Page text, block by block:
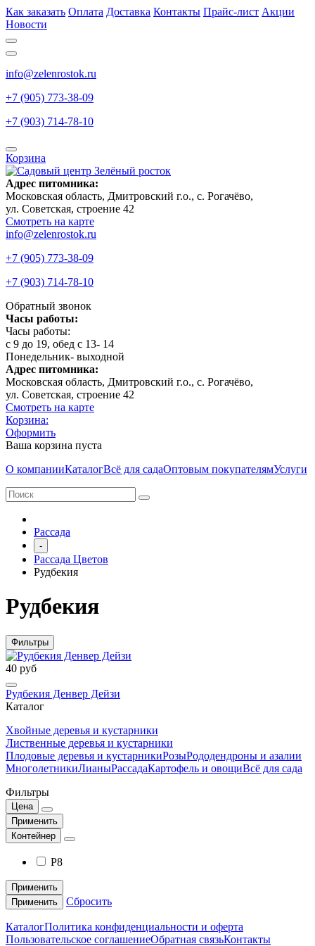
Как заказать Оплата Доставка Контакты Прайс-лист Акции
Новости
info@zelenrostok.ru
+7 (905) 773-38-09
+7 (903) 714-78-10
Корзина
Адрес питомника:
Московская область, Дмитровcкий г.о., с. Рогачёво,
ул. Советская, строение 42
Смотреть на карте
info@zelenrostok.ru
+7 (905) 773-38-09
+7 (903) 714-78-10
Обратный звонок
Часы работы:
Часы работы:
с 9 до 19, обед с 13- 14
Понедельник- выходной
Адрес питомника:
Московская область, Дмитровcкий г.о., с. Рогачёво,
ул. Советская, строение 42
Смотреть на карте
Корзина:
Оформить
Ваша корзина пуста
О компанииКаталогВсё для садаОптовым покупателямУслуги
Рассада
-
Рассада Цветов
Рудбекия
Рудбекия
Фильтры
40 руб
Рудбекия Денвер Дейзи
Каталог
Хвойные деревья и кустарники
Лиственные деревья и кустарники
Плодовые деревья и кустарникиРозыРододендроны и азалии
МноголетникиЛианыРассадаКартофель и овощиВсё для сада
Фильтры
Цена
Применить
Контейнер
Р8
Применить
Применить
Сбросить
КаталогПолитика конфиденциальности и оферта
Пользовательское соглашениеОбратная связьКонтакты